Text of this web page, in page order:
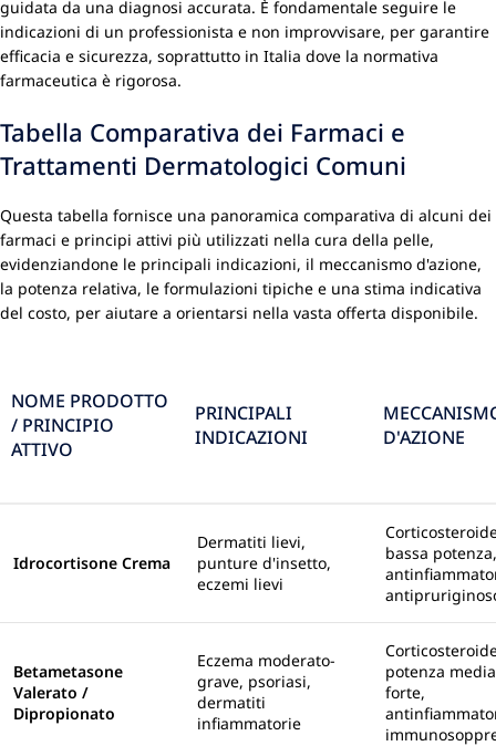
guidata da una diagnosi accurata. È fondamentale seguire le
indicazioni di un professionista e non improvvisare, per garantire
efficacia e sicurezza, soprattutto in Italia dove la normativa
farmaceutica è rigorosa.
Tabella Comparativa dei Farmaci e
Trattamenti Dermatologici Comuni
Questa tabella fornisce una panoramica comparativa di alcuni dei
farmaci e principi attivi più utilizzati nella cura della pelle,
evidenziandone le principali indicazioni, il meccanismo d'azione,
la potenza relativa, le formulazioni tipiche e una stima indicativa
del costo, per aiutare a orientarsi nella vasta offerta disponibile.
NOME PRODOTTO
/ PRINCIPIO
ATTIVO
PRINCIPALI
INDICAZIONI
D'AZIONE
Idrocortisone Crema
Dermatiti lievi,
punture d'insetto,
eczemi lievi
bassa potenza,
Betametasone
Valerato /
Dipropionato
Eczema moderato-
grave, psoriasi,
dermatiti
infiammatorie
potenza
forte,